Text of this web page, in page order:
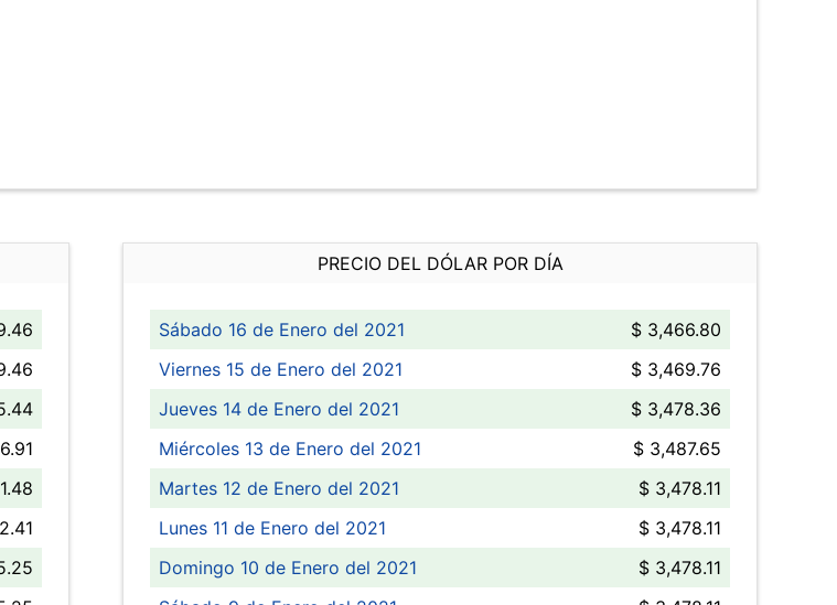
PRECIO DEL DÓLAR POR DÍA
Sábado 16 de Enero del 2021
$ 3,466.80
Viernes 15 de Enero del 2021
$ 3,469.76
Jueves 14 de Enero del 2021
$ 3,478.36
Miércoles 13 de Enero del 2021
$ 3,487.65
Martes 12 de Enero del 2021
$ 3,478.11
Lunes 11 de Enero del 2021
$ 3,478.11
Domingo 10 de Enero del 2021
$ 3,478.11